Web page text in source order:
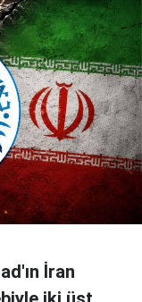
İran